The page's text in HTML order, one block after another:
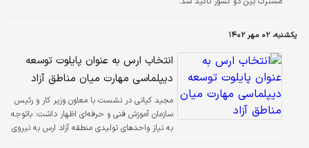
یکشنبه، ۰۲ مهر ۱۴۰۲
انتخاب ارس به عنوان پایلوت توسعه
دیپلماسی مهارت میان مناطق آزاد
مجید کیانی در نشست با معاون وزیر کار و رئیس
سازمان آموزش فنی و حرفه‌ای اظهار داشت: باتوجه
به نیاز واحدهای تولیدی منطقه آزاد ارس به نیروی